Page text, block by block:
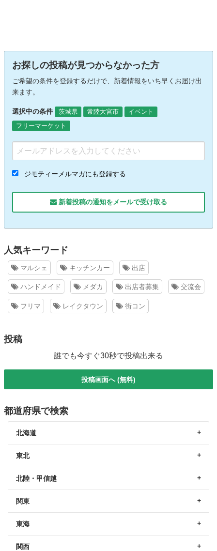
お探しの投稿が見つからなかった方
ご希望の条件を登録するだけで、新着情報をいち早くお届け出
来ます。
選択中の条件 茨城県 常陸大宮市
イベント
フリーマーケット
ジモティーメルマガにも登録する
新着投稿の通知をメールで受け取る
人気キーワード
マルシェ キッチンカー 出店
ハンドメイド メダカ 出店者募集 交流会
フリマ レイクタウン 街コン
投稿
誰でも今すぐ30秒で投稿出来る
投稿画面へ (無料)
都道府県で検索
北海道
東北
北陸・甲信越
関東
東海
関西